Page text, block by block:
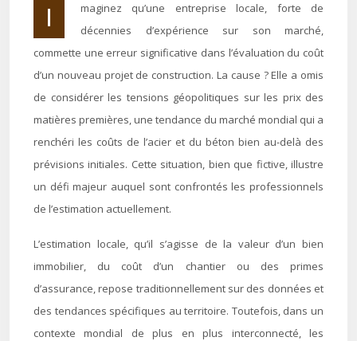
Imaginez qu’une entreprise locale, forte de
décennies d’expérience sur son marché,
commette une erreur significative dans l’évaluation du coût
d’un nouveau projet de construction. La cause ? Elle a omis
de considérer les tensions géopolitiques sur les prix des
matières premières, une tendance du marché mondial qui a
renchéri les coûts de l’acier et du béton bien au-delà des
prévisions initiales. Cette situation, bien que fictive, illustre
un défi majeur auquel sont confrontés les professionnels
de l’estimation actuellement.
L’estimation locale, qu’il s’agisse de la valeur d’un bien
immobilier, du coût d’un chantier ou des primes
d’assurance, repose traditionnellement sur des données et
des tendances spécifiques au territoire. Toutefois, dans un
contexte mondial de plus en plus interconnecté, les